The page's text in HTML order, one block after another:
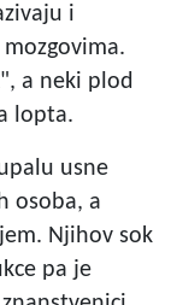
i
a neki plod
lopta.
usne
osoba, a
Njihov sok
pa je